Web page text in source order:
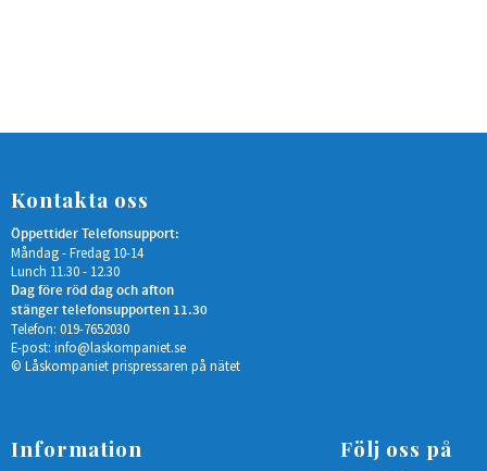
Kontakta oss
Öppettider Telefonsupport:
Måndag - Fredag 10-14
Lunch 11.30 - 12.30
Dag före röd dag och afton
stänger telefonsupporten 11.30
Telefon: 019-7652030
E-post: info@laskompaniet.se
© Låskompaniet prispressaren på nätet
Information Följ oss på